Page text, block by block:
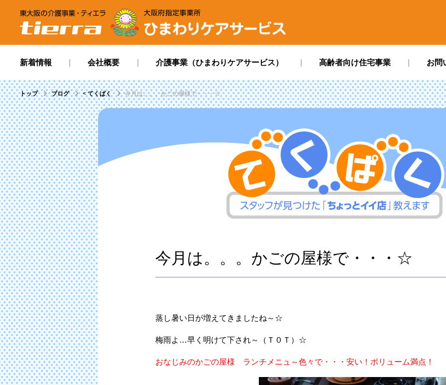
新着情報 会社概要 介護事業（ひまわりケアサービス） 高齢者向け住宅事業 お問
トップ ブログ <てくぱく 今月は。。。かごの屋様で・・・☆
今月は。。。かごの屋様で・・・☆
蒸し暑い日が増えてきましたね～☆
梅雨よ…早く明けて下され～（Ｔ０Ｔ）☆
おなじみのかごの屋様 ランチメニュ～色々で・・・安い！ボリューム満点！